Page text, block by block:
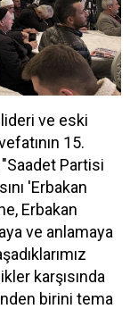
ve eski
15.
"Saadet Partisi
'Erbakan
Erbakan
ve anlamaya
karşısında
birini tema